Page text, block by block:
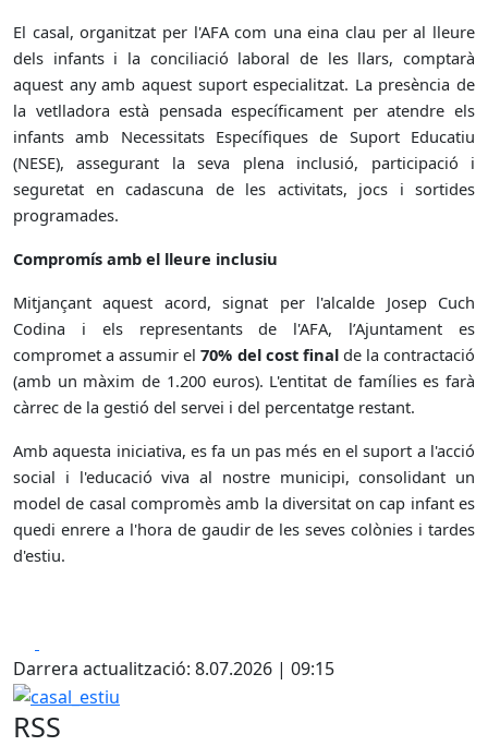
El casal, organitzat per l'AFA com una eina clau per al lleure
dels infants i la conciliació laboral de les llars, comptarà
aquest any amb aquest suport especialitzat. La presència de
la vetlladora està pensada específicament per atendre els
infants amb Necessitats Específiques de Suport Educatiu
(NESE), assegurant la seva plena inclusió, participació i
seguretat en cadascuna de les activitats, jocs i sortides
programades.
Compromís amb el lleure inclusiu
Mitjançant aquest acord, signat per l'alcalde Josep Cuch
Codina i els representants de l'AFA, l’Ajuntament es
compromet a assumir el70% del cost finalde la contractació
(amb un màxim de 1.200 euros). L'entitat de famílies es farà
càrrec de la gestió del servei i del percentatge restant.
Amb aquesta iniciativa, es fa un pas més en el suport a l'acció
social i l'educació viva al nostre municipi, consolidant un
model de casal compromès amb la diversitat on cap infant es
quedi enrere a l'hora de gaudir de les seves colònies i tardes
d'estiu.
Darrera actualització: 8.07.2026 | 09:15
casal_estiu
RSS